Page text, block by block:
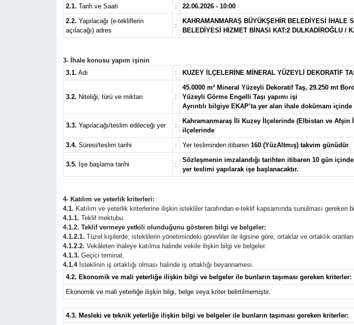
2.1. Tarih ve Saati :
22.06.2026 - 10:00
2.2. Yapılacağı (e-tekliflerin
açılacağı) adres
:
KAHRAMANMARAŞ BÜYÜKŞEHİR BELEDİYESİ İHALE
BELEDİYESİ HİZMET BİNASI KAT:2 DULKADİROĞLU /
3- İhale konusu yapım işinin
3.1. Adı : KUZEY İLÇELERİNE MİNERAL YÜZEYLİ DEKORATİF
3.2. Niteliği, türü ve miktarı :
45.0000 m² Mineral Yüzeyli Dekoratif Taş, 29.250 mt
Yüzeyli Görme Engelli Taşı yapımı işi
Ayrıntılı bilgiye EKAP’ta yer alan ihale dokümanı
3.3. Yapılacağı/teslim edileceği yer :
Kahramanmaraş İli Kuzey İlçelerinde (Elbistan ve
ilçelerinde
3.4. Süresi/teslim tarihi : Yer tesliminden itibaren 160 (YüzAltmış) takvim günüdür.
3.5. İşe başlama tarihi :
Sözleşmenin imzalandığı tarihten itibaren 10 gün içinde
yer teslimi yapılarak işe başlanacaktır.
4- Katılım ve yeterlik kriterleri:
4.1. Katılım ve yeterlik kriterlerine ilişkin istekliler tarafından e-teklif kapsamında sunulması
4.1.1. Teklif mektubu.
4.1.2. Teklif vermeye yetkili olunduğunu gösteren bilgi ve belgeler:
4.1.2.1. Tüzel kişilerde; isteklilerin yönetimindeki görevliler ile ilgisine göre, ortaklar ve ortaklık
4.1.2.2. Vekâleten ihaleye katılma halinde vekile ilişkin bilgi ve belgeler.
4.1.3. Geçici teminat.
4.1.4İsteklinin iş ortaklığı olması halinde iş ortaklığı beyannamesi.
4.2. Ekonomik ve mali yeterliğe ilişkin bilgi ve belgeler ile bunların taşıması gereken kriterler:
Ekonomik ve mali yeterliğe ilişkin bilgi, belge veya kriter belirtilmemiştir.
4.3. Mesleki ve teknik yeterliğe ilişkin bilgi ve belgeler ile bunların taşıması gereken kriterler: